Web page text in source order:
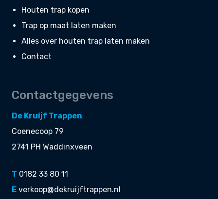
Houten trap kopen
Trap op maat laten maken
Alles over houten trap laten maken
Contact
Contactgegevens
De Kruijf Trappen
Coenecoop 79
2741 PH Waddinxveen
T 0182 33 80 11
E verkoop@dekruijftrappen.nl